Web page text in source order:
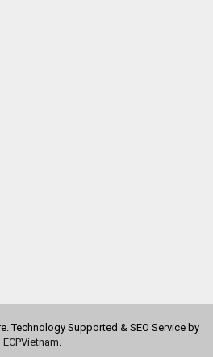
Technology Supported & SEO Service by
ECPVietnam